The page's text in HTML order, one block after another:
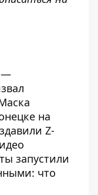
—
на
Z-
запустили
что